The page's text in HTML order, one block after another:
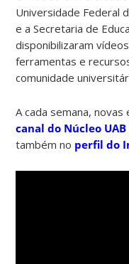
Universidade Federal
e a Secretaria de
disponibilizaram
ferramentas e
comunidade
A cada semana,
canal do Núcleo UAB
também no perfil do